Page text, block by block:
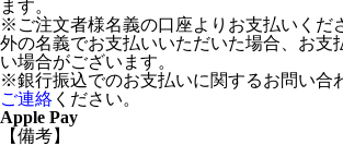
ます。
※ご注文者様名義の口座よりお支払いくだ
外の名義でお支払いいただいた場合、お支
い場合がございます。
※銀行振込でのお支払いに関するお問い合
ご連絡 ください。
Apple Pay
【備考】